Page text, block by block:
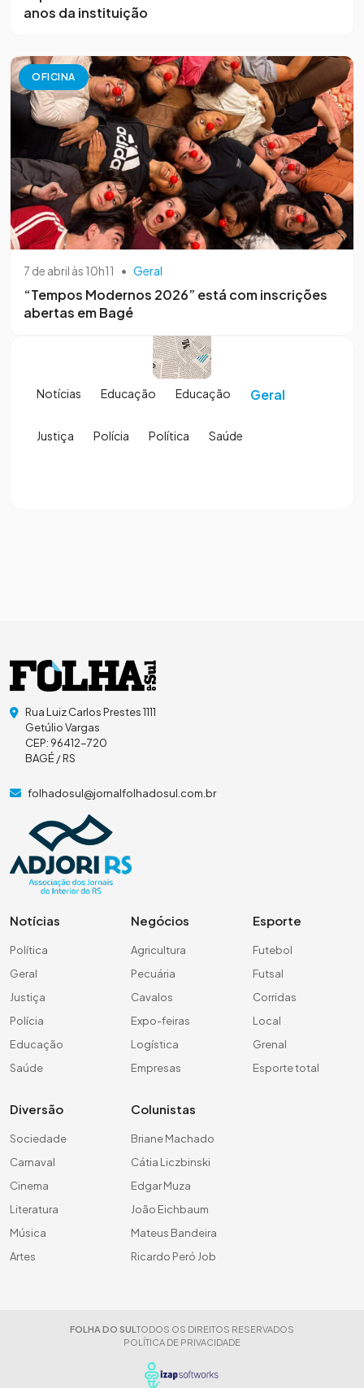
anos da instituição
OFICINA
7 de abril às 10h11 • Geral
“Tempos Modernos 2026” está com inscrições
abertas em Bagé
Notícias Educação Educação Geral
Justiça Polícia Política Saúde
Rua Luiz Carlos Prestes 1111
Getúlio Vargas
CEP: 96412-720
BAGÉ / RS
folhadosul@jornalfolhadosul.com.br
Notícias
Política
Geral
Justiça
Polícia
Educação
Saúde
Negócios
Agricultura
Pecuária
Cavalos
Expo-feiras
Logística
Empresas
Esporte
Futebol
Futsal
Corridas
Local
Grenal
Esporte total
Diversão
Sociedade
Carnaval
Cinema
Literatura
Música
Artes
Colunistas
Briane Machado
Cátia Liczbinski
Edgar Muza
João Eichbaum
Mateus Bandeira
Ricardo Peró Job
FOLHA DO SUL TODOS OS DIREITOS RESERVADOS
POLÍTICA DE PRIVACIDADE